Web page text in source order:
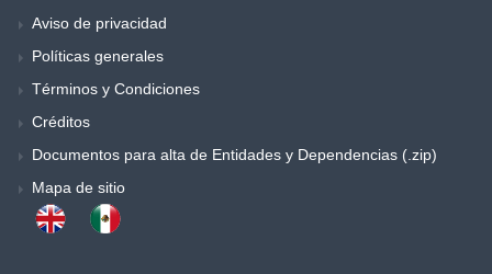
Aviso de privacidad
Políticas generales
Términos y Condiciones
Créditos
Documentos para alta de Entidades y Dependencias (.zip)
Mapa de sitio